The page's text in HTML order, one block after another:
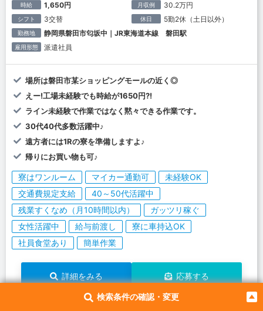
検索条件の確認・変更
時給 1,650円 月収例 30.2万円
シフト 3交替 休日 5勤2休（土日以外）
勤務地 静岡県磐田市匂坂中｜JR東海道本線 磐田駅
雇用形態 派遣社員
場所は磐田市某ショッピングモールの近く◎
えー!工場未経験でも時給が1650円?!
ライン未経験で作業ではなく黙々できる作業です。
30代40代多数活躍中♪
遠方者には1Rの寮を準備しますよ♪
帰りにお買い物も可♪
寮はワンルーム マイカー通勤可
未経験OK
交通費規定支給
40～50代活躍中
残業すくなめ（月10時間以内）
ガッツリ稼ぐ
女性活躍中
給与前渡し
寮に車持込OK
社員食堂あり
簡単作業
詳細をみる 応募する